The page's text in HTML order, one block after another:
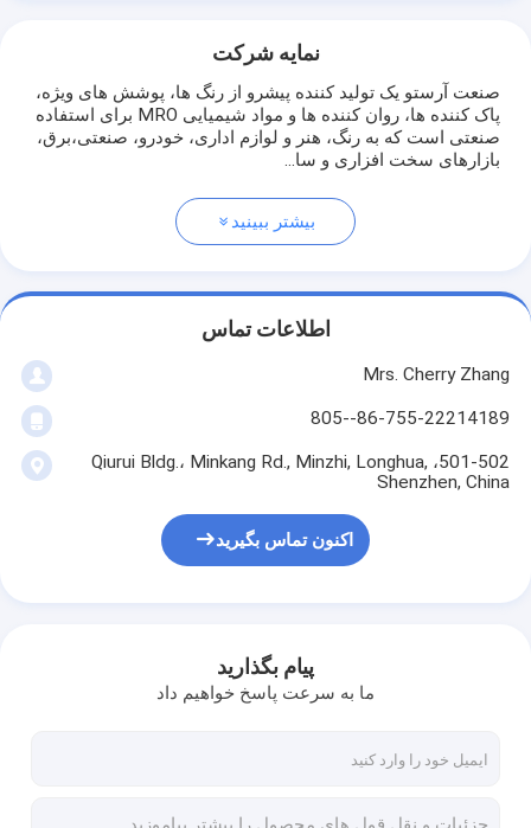
نمایه شرکت
صنعت آرستو یک تولید کننده پیشرو از رنگ ها، پوشش های ویژه،
پاک کننده ها، روان کننده ها و مواد شیمیایی MRO برای استفاده
صنعتی است که به رنگ، هنر و لوازم اداری، خودرو، صنعتی،برق،
بازارهای سخت افزاری و سا...
بیشتر ببینید
اطلاعات تماس
Mrs. Cherry Zhang
86-755-22214189--805
501-502، Qiurui Bldg.، Minkang Rd., Minzhi, Longhua,
Shenzhen, China
اکنون تماس بگیرید
پیام بگذارید
ما به سرعت پاسخ خواهیم داد